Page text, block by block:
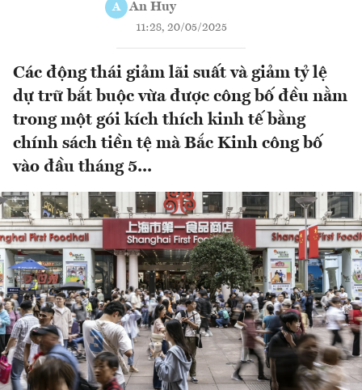
A An Huy
11:28, 20/05/2025
Các động thái giảm lãi suất và giảm tỷ lệ
dự trữ bắt buộc vừa được công bố đều nằm
trong một gói kích thích kinh tế bằng
chính sách tiền tệ mà Bắc Kinh công bố
vào đầu tháng 5...